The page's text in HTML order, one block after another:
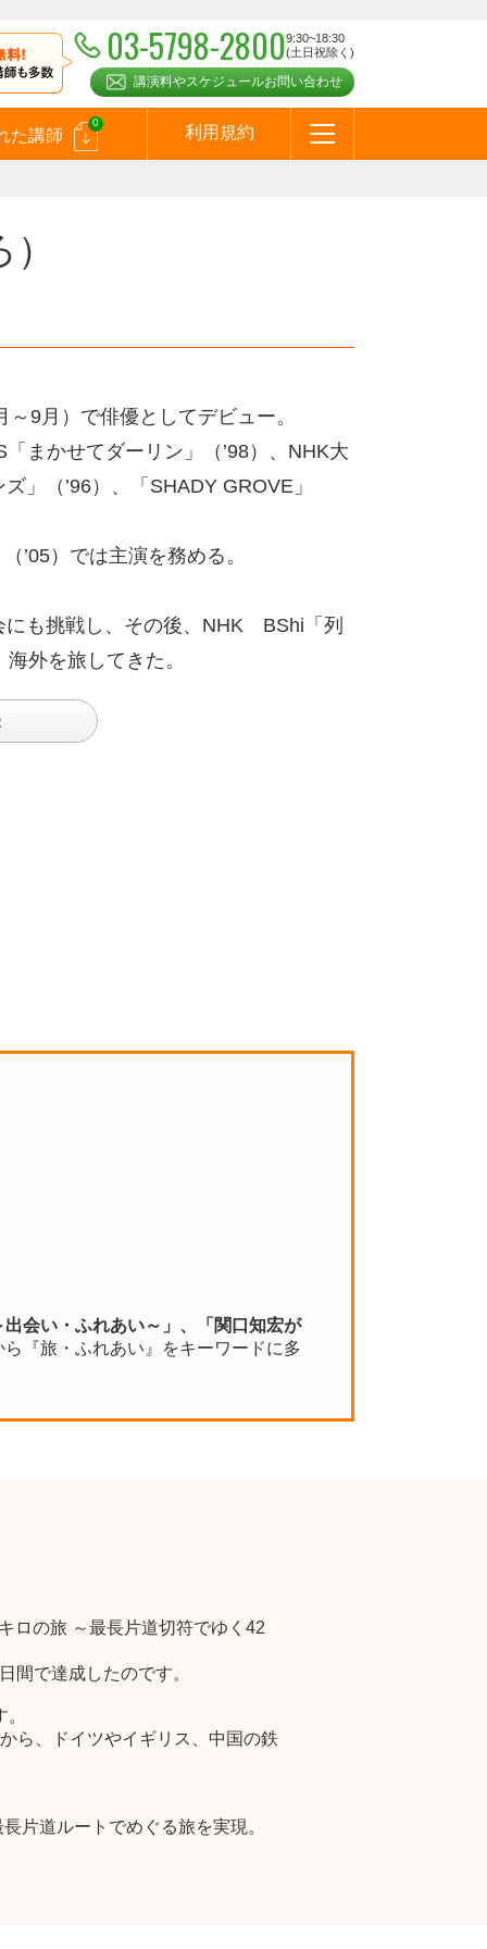
03-5798-28009:30~18:30
(土日祝除く)
講演料やスケジュールお問い合わせ
た講師
0
利用規約
9月）で俳優としてデビュー。
まかせてダーリン」（’98）、NHK大
」（’96）、「SHADY GROVE」
’05）では主演を務める。
にも挑戦し、その後、NHK BShi「列
外を旅してきた。
会い・ふれあい～」、「関口知宏が
『旅・ふれあい』をキーワードに多
ロの旅 ～最長片道切符でゆく42
間で達成したのです。
ら、ドイツやイギリス、中国の鉄
片道ルートでめぐる旅を実現。